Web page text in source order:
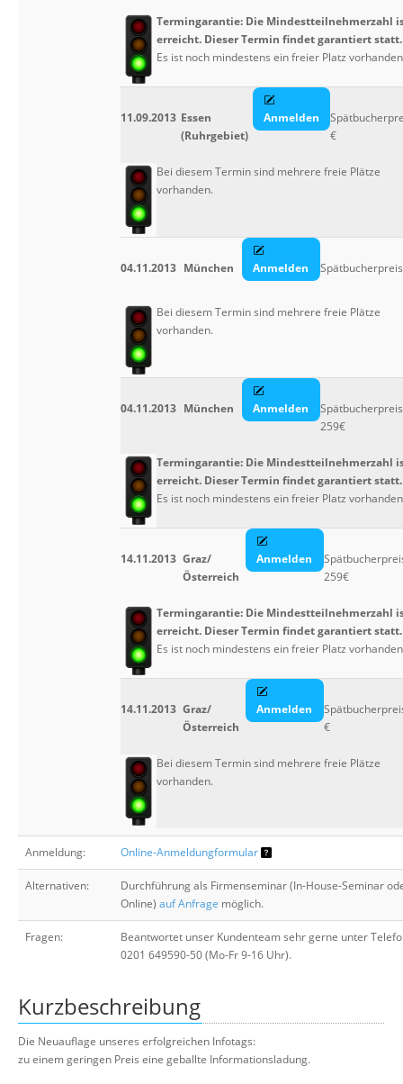
Termingarantie: Die Mindestteilnehmerzahl
erreicht. Dieser Termin findet garantiert statt.
Es ist noch mindestens ein freier Platz
11.09.2013 Essen
(Ruhrgebiet)
Anmelden
€
Bei diesem Termin sind mehrere freie Plätze
vorhanden.
04.11.2013 München Anmelden
Bei diesem Termin sind mehrere freie Plätze
vorhanden.
04.11.2013 München Anmelden
Spätbucherpreis
259€
Termingarantie: Die Mindestteilnehmerzahl
erreicht. Dieser Termin findet garantiert statt.
Es ist noch mindestens ein freier Platz
14.11.2013 Graz/
Österreich
Anmelden
259€
Termingarantie: Die Mindestteilnehmerzahl
erreicht. Dieser Termin findet garantiert statt.
Es ist noch mindestens ein freier Platz
14.11.2013 Graz/
Österreich
Anmelden
€
Bei diesem Termin sind mehrere freie Plätze
vorhanden.
Anmeldung: Online-Anmeldungformular
Alternativen:
Durchführung als Firmenseminar (In-House-Seminar
Online) auf Anfrage möglich.
Fragen:
Beantwortet unser Kundenteam sehr gerne unter
0201 649590-50 (Mo-Fr 9-16 Uhr).
Kurzbeschreibung
Die Neuauflage unseres erfolgreichen Infotags:
zu einem geringen Preis eine geballte Informationsladung.